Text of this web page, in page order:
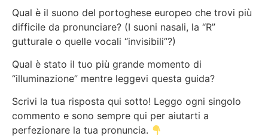
Qual è il suono del portoghese europeo che trovi più
difficile da pronunciare? (I suoni nasali, la “R”
gutturale o quelle vocali “invisibili”?)
Qual è stato il tuo più grande momento di
“illuminazione” mentre leggevi questa guida?
Scrivi la tua risposta qui sotto! Leggo ogni singolo
commento e sono sempre qui per aiutarti a
perfezionare la tua pronuncia.